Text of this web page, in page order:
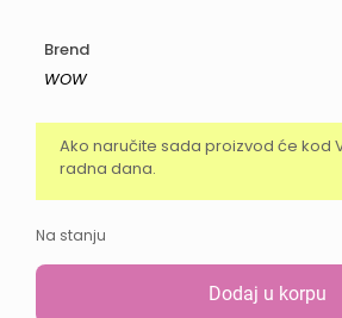
Brend
WOW
Ako naručite sada proizvod će kod
radna dana.
Na stanju
Dodaj u korpu